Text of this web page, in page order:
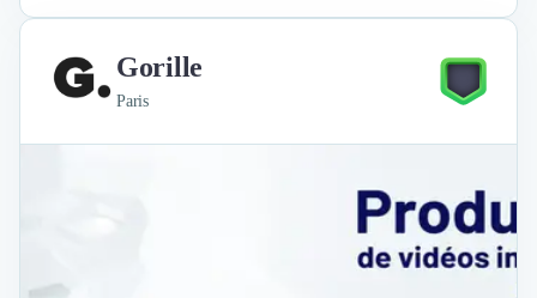
Gorille
Paris